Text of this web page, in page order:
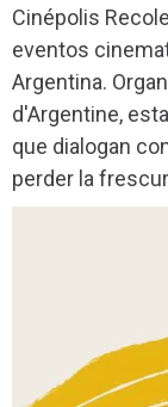
Cinépolis
eventos
Argentina.
d'Argentine,
que dialogan
perder la